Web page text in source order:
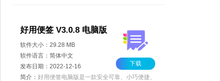
好用便签 V3.0.8 电脑版
软件大小：29.28 MB
软件语言：简体中文
发布日期：2022-12-16
下载
简介： 好用便签电脑版是一款安全可靠、小巧便捷、